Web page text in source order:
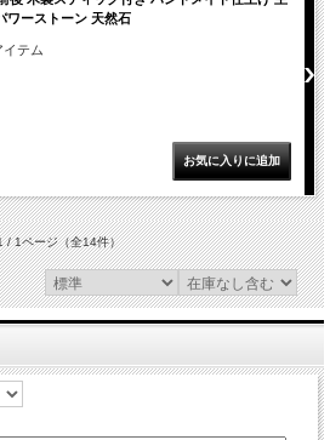
ワーストーン 天然石
イテム
/ 1ページ（全14件）